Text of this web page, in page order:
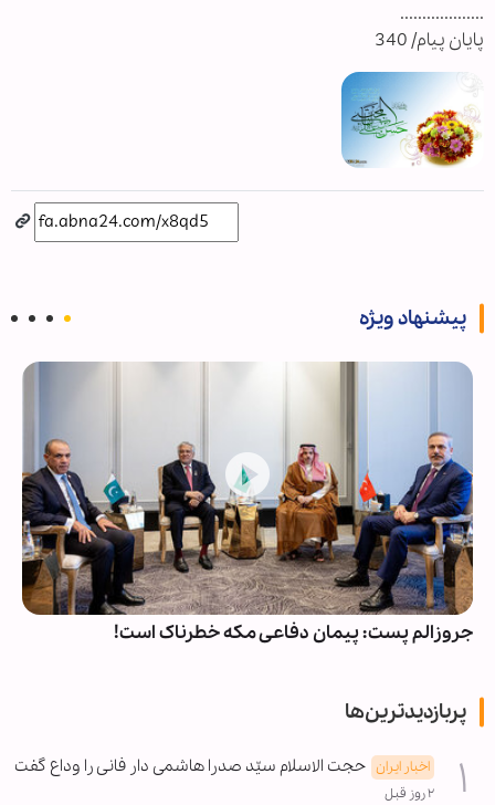
...................
پایان پیام/ 340
پیشنهاد ویژه
جروزالم پست: پیمان دفاعی مکه خطرناک است!
پربازدیدترین‌ها
اخبار ایران حجت الاسلام سیّد صدرا هاشمی دار فانی را وداع گفت
۲ روز قبل